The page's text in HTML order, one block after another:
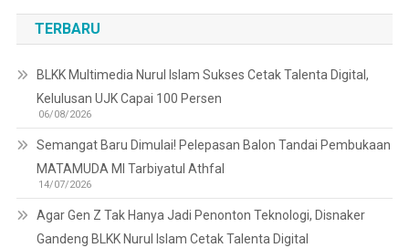
TERBARU
BLKK Multimedia Nurul Islam Sukses Cetak Talenta Digital,
Kelulusan UJK Capai 100 Persen
06/08/2026
Semangat Baru Dimulai! Pelepasan Balon Tandai Pembukaan
MATAMUDA MI Tarbiyatul Athfal
14/07/2026
Agar Gen Z Tak Hanya Jadi Penonton Teknologi, Disnaker
Gandeng BLKK Nurul Islam Cetak Talenta Digital